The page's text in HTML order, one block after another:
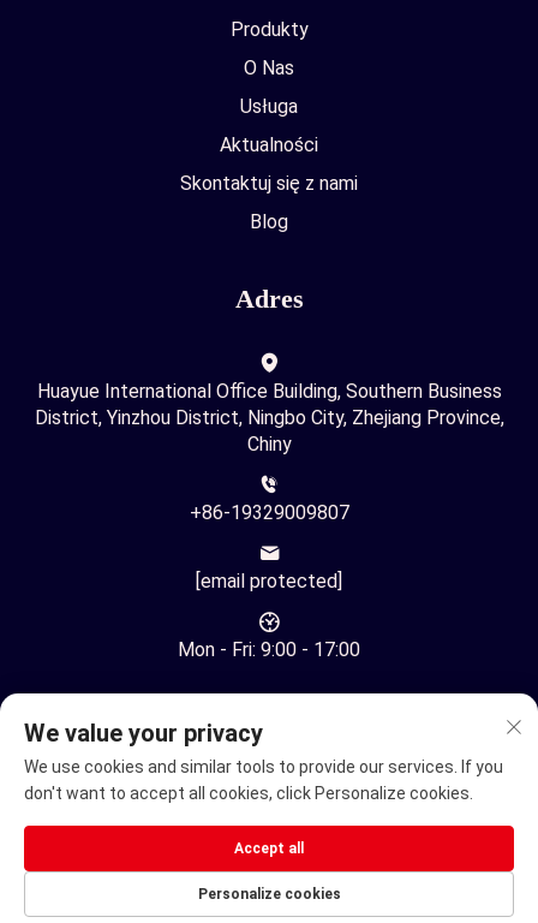
Produkty
O Nas
Usługa
Aktualności
Skontaktuj się z nami
Blog
Adres
Huayue International Office Building, Southern Business
District, Yinzhou District, Ningbo City, Zhejiang Province,
Chiny
+86-19329009807
[email protected]
Mon - Fri: 9:00 - 17:00
Elektryczny wózek inwalidzki
Elektryczny Skuter Mobilnościowy
We value your privacy
We use cookies and similar tools to provide our services. If you
don't want to accept all cookies, click Personalize cookies.
Personalize cookies
Accept all